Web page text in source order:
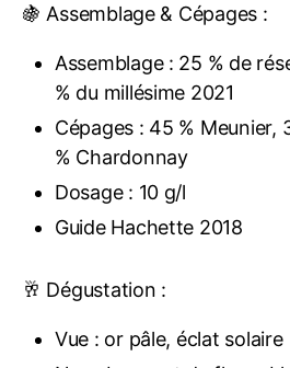
🍇 Assemblage & Cépages :
Assemblage : 25 % de
% du millésime 2021
Cépages : 45 % Meunier,
% Chardonnay
Dosage : 10 g/l
Guide Hachette 2018
🥂 Dégustation :
Vue : or pâle, éclat solaire